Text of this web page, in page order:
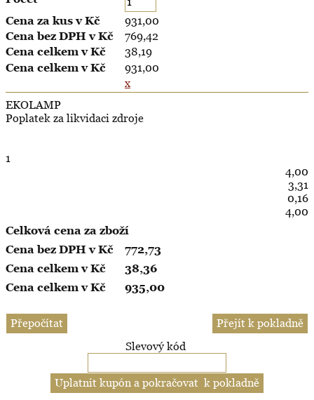
931,00
769,42
38,19
931,00
x
EKOLAMP
Poplatek za likvidaci zdroje
1
4,00
3,31
0,16
4,00
Celková cena za zboží
772,73
38,36
935,00
Slevový kód